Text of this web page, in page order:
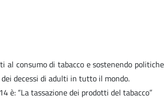
consumo di tabacco e sostenendo politiche
decessi di adulti in tutto il mondo.
è: “La tassazione dei prodotti del tabacco”